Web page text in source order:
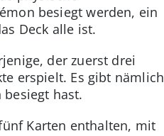
besiegt werden, ein
Deck alle ist.
der zuerst drei
erspielt. Es gibt nämlich
hast.
Karten enthalten, mit